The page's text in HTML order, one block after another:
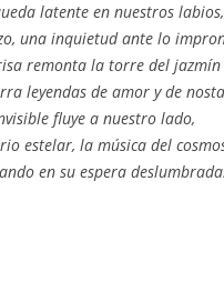
latente en nuestros labios,
una inquietud ante lo
remonta la torre del jazmín
leyendas de amor y de
fluye a nuestro lado,
estelar, la música del
en su espera deslumbrada.